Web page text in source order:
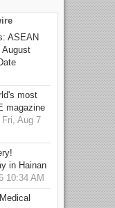
ASEAN
August
most
magazine
Aug 7
in Hainan
10:34 AM